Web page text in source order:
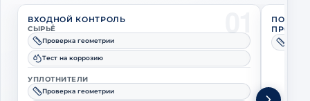
ВХОДНОЙ КОНТРОЛЬ
СЫРЬЁ
Проверка геометрии
Тест на коррозию
УПЛОТНИТЕЛИ
Проверка геометрии